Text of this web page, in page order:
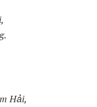
Hải,